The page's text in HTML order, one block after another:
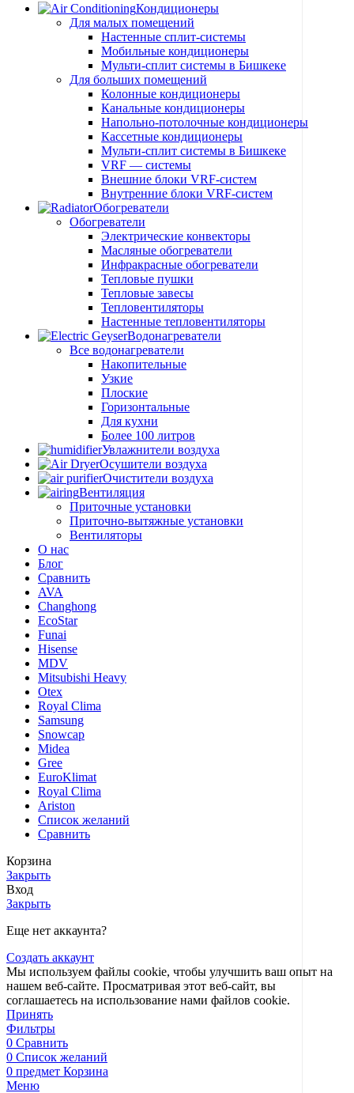
Кондиционеры
Для малых помещений
Настенные сплит-системы
Мобильные кондиционеры
Мульти-сплит системы в Бишкеке
Для больших помещений
Колонные кондиционеры
Канальные кондиционеры
Напольно-потолочные кондиционеры
Кассетные кондиционеры
Мульти-сплит системы в Бишкеке
VRF — системы
Внешние блоки VRF-систем
Внутренние блоки VRF-систем
Обогреватели
Обогреватели
Электрические конвекторы
Масляные обогреватели
Инфракрасные обогреватели
Тепловые пушки
Тепловые завесы
Тепловентиляторы
Настенные тепловентиляторы
Водонагреватели
Все водонагреватели
Накопительные
Узкие
Плоские
Горизонтальные
Для кухни
Более 100 литров
Увлажнители воздуха
Осушители воздуха
Очистители воздуха
Вентиляция
Приточные установки
Приточно-вытяжные установки
Вентиляторы
О нас
Блог
Сравнить
AVA
Changhong
EcoStar
Funai
Hisense
MDV
Mitsubishi Heavy
Otex
Royal Clima
Samsung
Snowcap
Midea
Gree
EuroKlimat
Royal Clima
Ariston
Список желаний
Сравнить
Корзина
Закрыть
Вход
Закрыть
Еще нет аккаунта?
Создать аккаунт
Мы используем файлы cookie, чтобы улучшить ваш опыт на
нашем веб-сайте. Просматривая этот веб-сайт, вы
соглашаетесь на использование нами файлов cookie.
Принять
Фильтры
0 Сравнить
0 Список желаний
0 предмет Корзина
Меню